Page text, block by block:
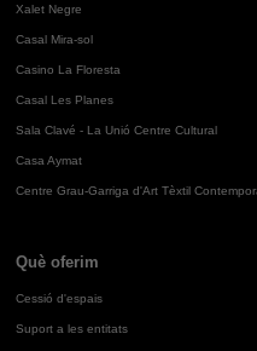
Xalet Negre
Casal Mira-sol
Casino La Floresta
Casal Les Planes
Sala Clavé - La Unió Centre Cultural
Casa Aymat
Centre Grau-Garriga d'Art Tèxtil
Què oferim
Cessió d'espais
Suport a les entitats